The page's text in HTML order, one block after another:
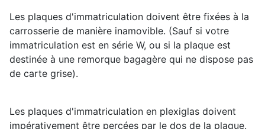
Les plaques d'immatriculation doivent être fixées à la
carrosserie de manière inamovible. (Sauf si votre
immatriculation est en série W, ou si la plaque est
destinée à une remorque bagagère qui ne dispose pas
de carte grise).
Les plaques d'immatriculation en plexiglas doivent
impérativement être percées par le dos de la plaque.